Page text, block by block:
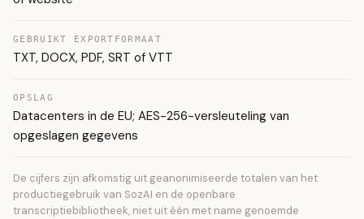
GEBRUIKT EXPORTFORMAAT
TXT, DOCX, PDF, SRT of VTT
OPSLAG
Datacenters in de EU; AES-256-versleuteling van
opgeslagen gegevens
De cijfers zijn afkomstig uit geanonimiseerde totalen van het
productiegebruik van SozAI en de openbare
transcriptiebibliotheek, niet uit één met name genoemde